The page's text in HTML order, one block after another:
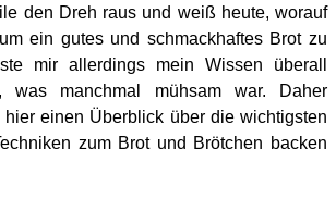
den Dreh raus und weiß heute, worauf
ein gutes und schmackhaftes Brot zu
mir allerdings mein Wissen überall
was manchmal mühsam war. Daher
einen Überblick über die wichtigsten
zum Brot und Brötchen backen